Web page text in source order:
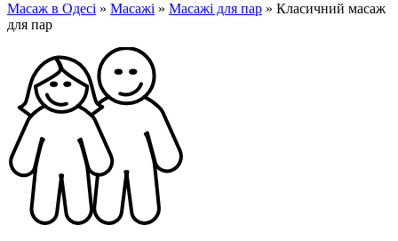
Масаж в Одесі » Масажі » Масажі для пар » Класичний масаж
для пар